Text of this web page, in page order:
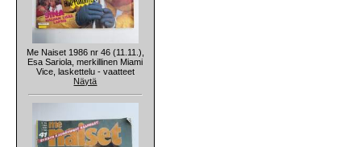
Me Naiset 1986 nr 46 (11.11.),
Esa Sariola, merkillinen Miami
Vice, laskettelu - vaatteet
Näytä